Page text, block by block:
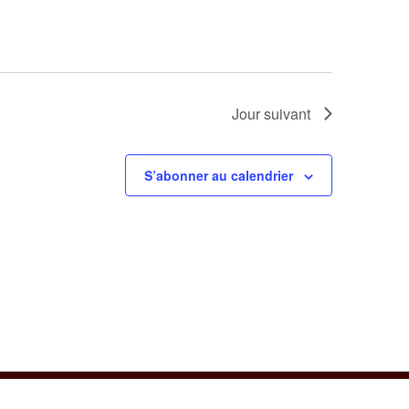
Jour suivant
S’abonner au calendrier